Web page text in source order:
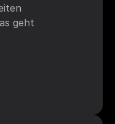
geht